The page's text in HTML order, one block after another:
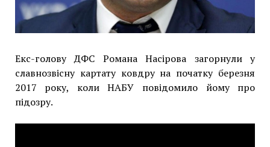
Екс-голову ДФС Романа Насірова загорнули у
славнозвісну картату ковдру на початку березня
2017 року, коли НАБУ повідомило йому про
підозру.